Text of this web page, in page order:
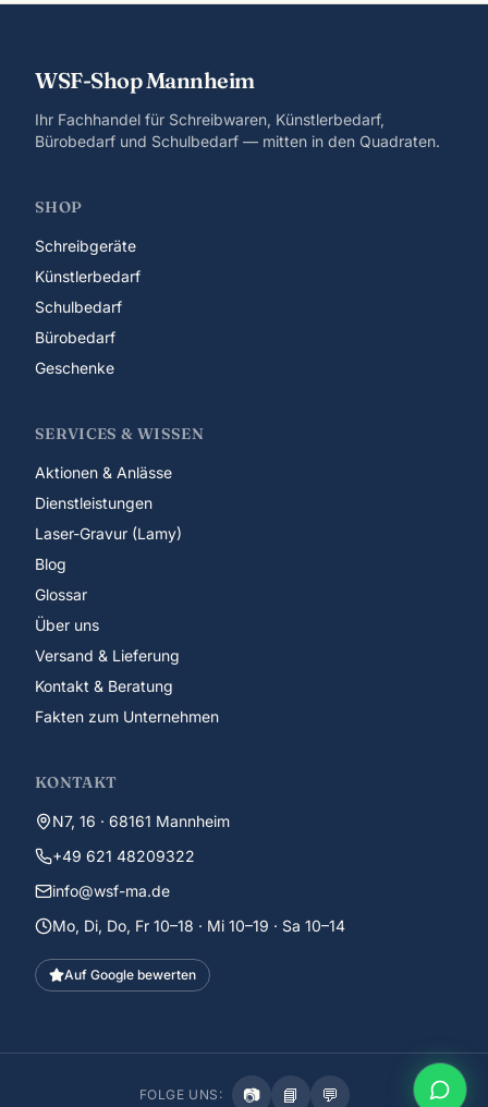
WSF-Shop Mannheim
Ihr Fachhandel für Schreibwaren, Künstlerbedarf,
Bürobedarf und Schulbedarf — mitten in den Quadraten.
SHOP
Schreibgeräte
Künstlerbedarf
Schulbedarf
Bürobedarf
Geschenke
SERVICES & WISSEN
Aktionen & Anlässe
Dienstleistungen
Laser-Gravur (Lamy)
Blog
Glossar
Über uns
Versand & Lieferung
Kontakt & Beratung
Fakten zum Unternehmen
KONTAKT
N7, 16 · 68161 Mannheim
+49 621 48209322
info@wsf-ma.de
Mo, Di, Do, Fr 10–18 · Mi 10–19 · Sa 10–14
Auf Google bewerten
FOLGE UNS: 📷 📘 💬